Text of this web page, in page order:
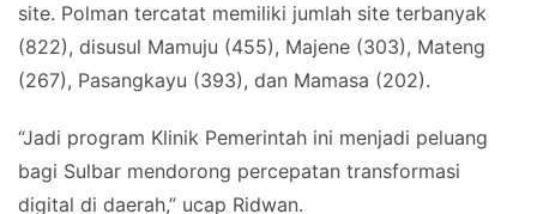
site. Polman tercatat memiliki jumlah site terbanyak
(822), disusul Mamuju (455), Majene (303), Mateng
(267), Pasangkayu (393), dan Mamasa (202).
“Jadi program Klinik Pemerintah ini menjadi peluang
bagi Sulbar mendorong percepatan transformasi
digital di daerah,” ucap Ridwan.